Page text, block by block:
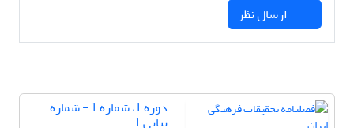
دوره 1، شماره 1 - شماره
پیاپی 1